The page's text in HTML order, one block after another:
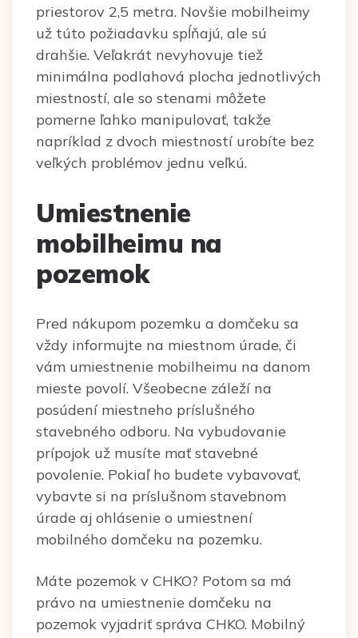
priestorov 2,5 metra. Novšie mobilheimy
už túto požiadavku spĺňajú, ale sú
drahšie. Veľakrát nevyhovuje tiež
minimálna podlahová plocha jednotlivých
miestností, ale so stenami môžete
pomerne ľahko manipulovať, takže
napríklad z dvoch miestností urobíte bez
veľkých problémov jednu veľkú.
Umiestnenie
mobilheimu na
pozemok
Pred nákupom pozemku a domčeku sa
vždy informujte na miestnom úrade, či
vám umiestnenie mobilheimu na danom
mieste povolí. Všeobecne záleží na
posúdení miestneho príslušného
stavebného odboru. Na vybudovanie
prípojok už musíte mať stavebné
povolenie. Pokiaľ ho budete vybavovať,
vybavte si na príslušnom stavebnom
úrade aj ohlásenie o umiestnení
mobilného domčeku na pozemku.
Máte pozemok v CHKO? Potom sa má
právo na umiestnenie domčeku na
pozemok vyjadriť správa CHKO. Mobilný